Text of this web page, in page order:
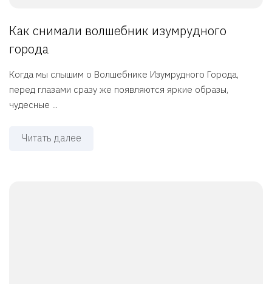
Как снимали волшебник изумрудного
города
Когда мы слышим о Волшебнике Изумрудного Города,
перед глазами сразу же появляются яркие образы,
чудесные ...
Читать далее